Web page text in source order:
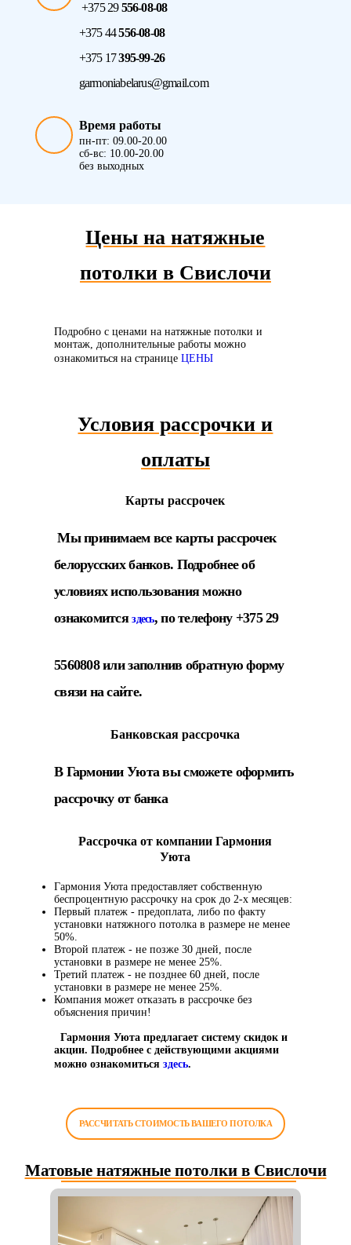
+375 29556-08-08
+375 44556-08-08
+375 17395-99-26
garmoniabelarus@gmail.com
Время работы
пн-пт: 09.00-20.00
сб-вс: 10.00-20.00
без выходных
Цены на натяжные
потолки в Свислочи
Подробно с ценами на натяжные потолки и
монтаж, дополнительные работы можно
ознакомиться на странице ЦЕНЫ
Условия рассрочки и
оплаты
Карты рассрочек
Мы принимаем все карты рассрочек
белорусских банков. Подробнее об
условиях использования можно
ознакомитсяздесь, по телефону +375 29
5560808 или заполнив обратную форму
связи на сайте.
Банковская рассрочка
В Гармонии Уюта вы сможете оформить
рассрочку от банка
Рассрочка от компании Гармония
Уюта
Гармония Уюта предоставляет собственную
беспроцентную рассрочку на срок до 2-х месяцев:
Первый платеж - предоплата, либо по факту
установки натяжного потолка в размере не менее
50%.
Второй платеж - не позже 30 дней, после
установки в размере не менее 25%.
Третий платеж - не позднее 60 дней, после
установки в размере не менее 25%.
Компания может отказать в рассрочке без
объяснения причин!
Гармония Уюта предлагает систему скидок и
акции. Подробнее с действующими акциями
можно ознакомиться здесь.
РАССЧИТАТЬ СТОИМОСТЬ ВАШЕГО ПОТОЛКА
Матовые натяжные потолки в Свислочи